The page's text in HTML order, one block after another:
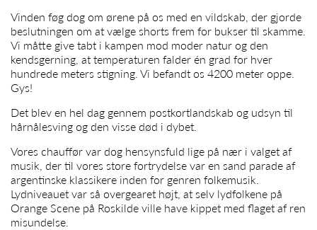
Vinden føg dog om ørene på os med en vildskab, der gjorde
beslutningen om at vælge shorts frem for bukser til skamme.
Vi måtte give tabt i kampen mod moder natur og den
kendsgerning, at temperaturen falder én grad for hver
hundrede meters stigning. Vi befandt os 4200 meter oppe.
Gys!
Det blev en hel dag gennem postkortlandskab og udsyn til
hårnålesving og den visse død i dybet.
Vores chauffør var dog hensynsfuld lige på nær i valget af
musik, der til vores store fortrydelse var en sand parade af
argentinske klassikere inden for genren folkemusik.
Lydniveauet var så overgearet højt, at selv lydfolkene på
Orange Scene på Roskilde ville have kippet med flaget af ren
misundelse.